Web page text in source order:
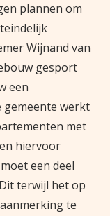
plannen om
Wijnand van
gesport
een
gemeente werkt
met
hiervoor
een deel
terwijl het op
te